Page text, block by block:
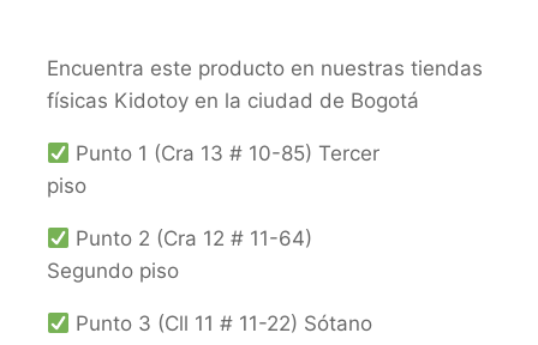
Encuentra este producto en nuestras tiendas
físicas Kidotoy en la ciudad de Bogotá
Punto 1 (Cra 13 # 10-85) Tercer
piso
Punto 2 (Cra 12 # 11-64)
Segundo piso
Punto 3 (Cll 11 # 11-22) Sótano